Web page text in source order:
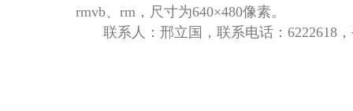
rmvb、rm，尺寸为640×480像素。
联系人：邢立国，联系电话：6222618，